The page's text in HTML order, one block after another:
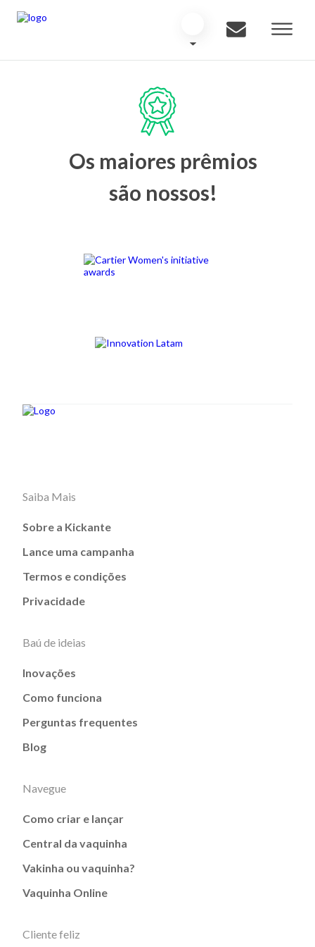
Os maiores prêmios
são nossos!
Saiba Mais
Sobre a Kickante
Lance uma campanha
Termos e condições
Privacidade
Baú de ideias
Inovações
Como funciona
Perguntas frequentes
Blog
Navegue
Como criar e lançar
Central da vaquinha
Vakinha ou vaquinha?
Vaquinha Online
Cliente feliz